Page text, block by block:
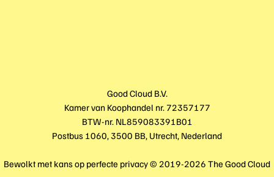
Good Cloud B.V.
Kamer van Koophandel nr. 72357177
BTW-nr. NL859083391B01
Postbus 1060, 3500 BB, Utrecht, Nederland
Bewolkt met kans op perfecte privacy © 2019-2026 The Good Cloud